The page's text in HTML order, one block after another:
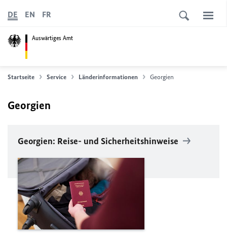
Auswärtiges Amt
DE EN FR
Startseite Service Länderinformationen Georgien
Georgien
Georgien: Reise- und Sicherheitshinweise